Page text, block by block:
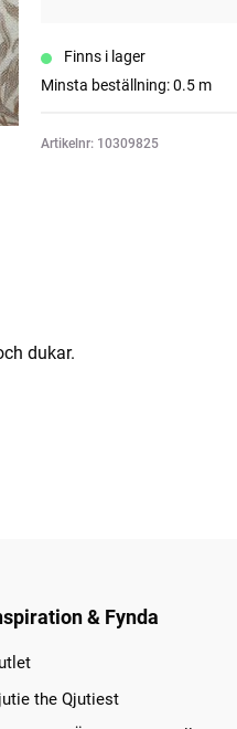
Finns i lager
Minsta beställning: 0.5 m
Artikelnr: 10309825
dukar.
& Fynda
the Qjutiest